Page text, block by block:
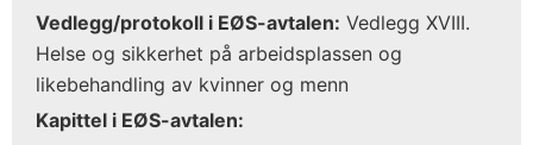
Vedlegg/protokoll i EØS-avtalen: Vedlegg XVIII.
Helse og sikkerhet på arbeidsplassen og
likebehandling av kvinner og menn
Kapittel i EØS-avtalen: